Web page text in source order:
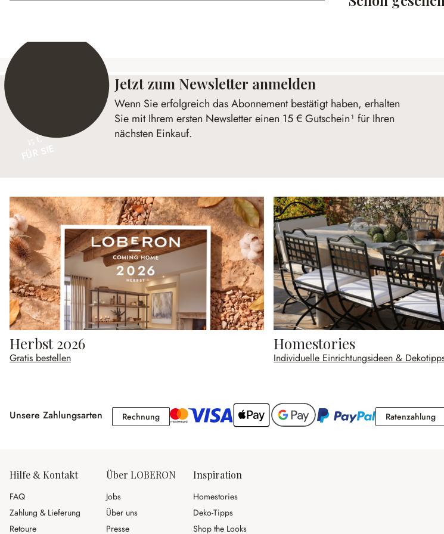
15 €
Jetzt zum Newsletter anmelden
Wenn Sie erfolgreich das Abonnement bestätigt haben, erhalten
Sie mit Ihrem ersten Newsletter einen 15 € Gutschein¹ für Ihren
nächsten Einkauf.
Herbst 2026
Gratis bestellen
Homestories
Individuelle Einrichtungsideen &
Unsere Zahlungsarten RechnungRechnung Ratenzahlung
Hilfe & Kontakt
FAQ
Zahlung & Lieferung
Retoure
Über LOBERON
Jobs
Über uns
Presse
Inspiration
Homestories
Deko-Tipps
Shop the Looks